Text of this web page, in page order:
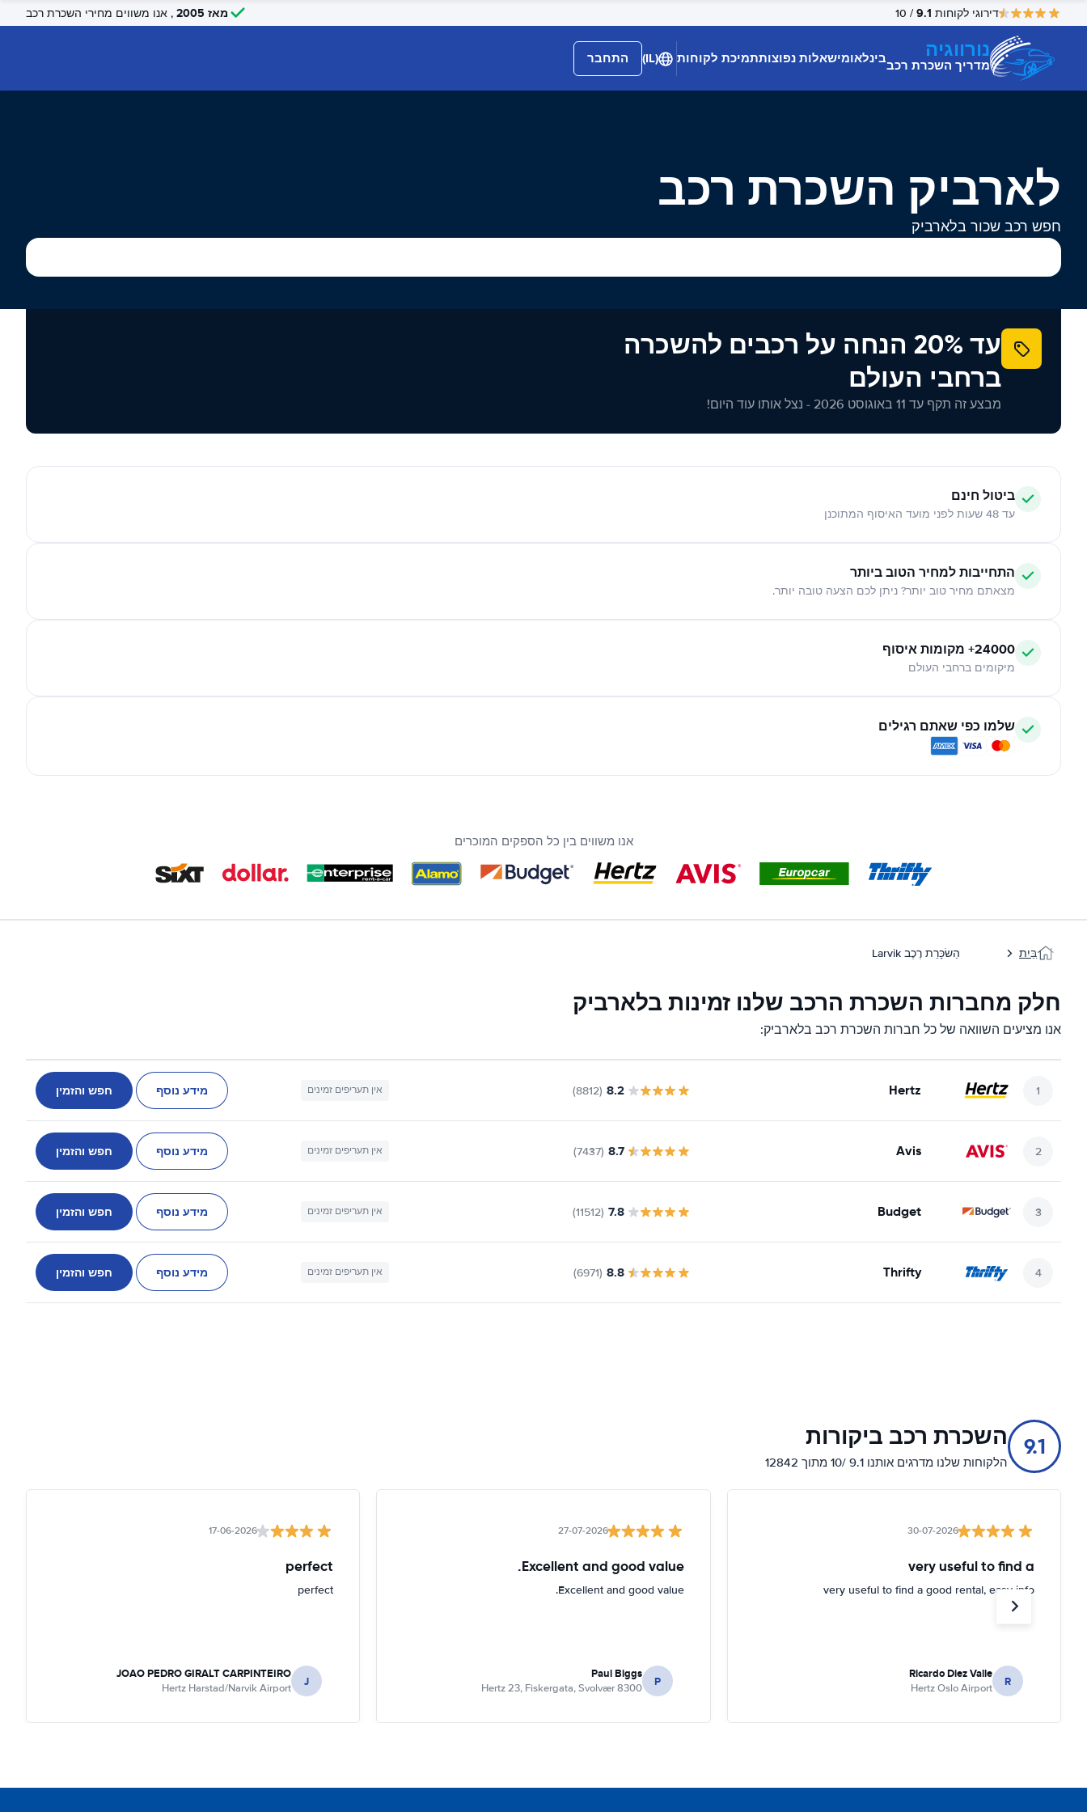
דירוגי לקוחות 9.1
/ 10 מאז 2005 , אנו משווים מחירי השכרת רכב
נורווגיה
מדריך השכרת רכבבינלאומישאלות נפוצותתמיכת לקוחות (IL) התחבר
לארביק השכרת רכב
חפש רכב שכור בלארביק
עד 20% הנחה על רכבים להשכרה
ברחבי העולם
מבצע זה תקף עד 11 באוגוסט 2026 - נצל אותו עוד היום!
ביטול חינם
עד 48 שעות לפני מועד האיסוף המתוכנן
התחייבות למחיר הטוב ביותר
מצאתם מחיר טוב יותר? ניתן לכם הצעה טובה יותר.
24000+ מקומות איסוף
מיקומים ברחבי העולם
שלמו כפי שאתם רגילים
אנו משווים בין כל הספקים המוכרים
בַּיִת הַשׂכָּרַת רֶכֶב Larvik
חלק מחברות השכרת הרכב שלנו זמינות בלארביק
אנו מציעים השוואה של כל חברות השכרת רכב בלארביק:
Hertz
8.2
(8812) אין תעריפים זמינים מידע נוסף חפש והזמין
Avis
8.7
(7437) אין תעריפים זמינים מידע נוסף חפש והזמין
Budget
7.8
(11512) אין תעריפים זמינים מידע נוסף חפש והזמין
Thrifty
8.8
(6971) אין תעריפים זמינים מידע נוסף חפש והזמין
9.1 השכרת רכב ביקורות
הלקוחות שלנו מדרגים אותנו 9.1 /10 מתוך 12842
30-07-2026
very useful to find a
very useful to find a good rental, easy info
R
Ricardo Diez Valle
Hertz Oslo Airport
27-07-2026
Excellent and good value.
Excellent and good value.
P
Paul Biggs
Hertz 23, Fiskergata, Svolvær 8300
17-06-2026
perfect
perfect
J
JOAO PEDRO GIRALT CARPINTEIRO
Hertz Harstad/Narvik Airport